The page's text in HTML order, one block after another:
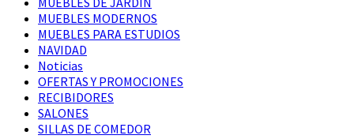
MUEBLES MODERNOS
MUEBLES PARA ESTUDIOS
NAVIDAD
Noticias
OFERTAS Y PROMOCIONES
RECIBIDORES
SALONES
SILLAS DE COMEDOR